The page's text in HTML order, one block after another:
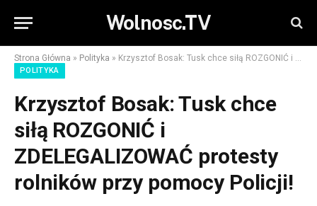
Wolnosc.TV
Strona Główna » Polityka » Krzysztof Bosak: Tusk chce siłą ROZGONIĆ i ZDELEGALIZOWAĆ protesty rolników przy pomocy Policji!
POLITYKA
Krzysztof Bosak: Tusk chce
siłą ROZGONIĆ i
ZDELEGALIZOWAĆ protesty
rolników przy pomocy Policji!